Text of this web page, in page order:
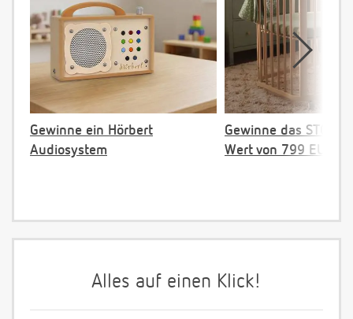
Gewinne ein Hörbert
Audiosystem
Gewinne das
Wert von 799 EUR
Alles auf einen Klick!